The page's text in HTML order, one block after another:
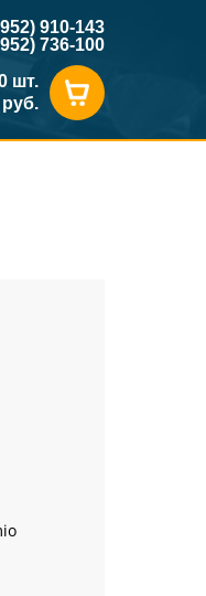
910-143
736-100
шт.
руб.